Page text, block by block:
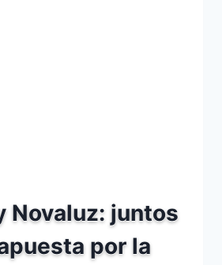
Novaluz: juntos
por la